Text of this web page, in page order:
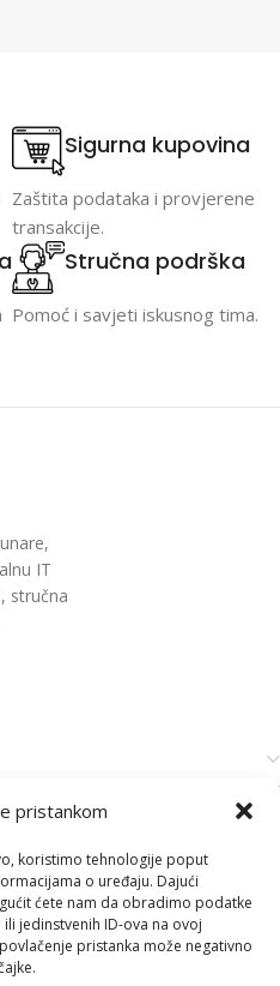
pristankom
koristimo tehnologije poput
o uređaju. Dajući
ćete nam da obradimo podatke
jedinstvenih ID-ova na ovoj
pristanka može negativno
Sigurna kupovina
Zaštita podataka i provjerene
transakcije.
Stručna podrška
Pomoć i savjeti iskusnog tima.
IT
stručna